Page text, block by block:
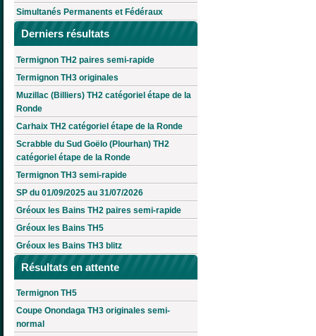
Simultanés Permanents et Fédéraux
Derniers résultats
Termignon TH2 paires semi-rapide
Termignon TH3 originales
Muzillac (Billiers) TH2 catégoriel étape de la
Ronde
Carhaix TH2 catégoriel étape de la Ronde
Scrabble du Sud Goëlo (Plourhan) TH2
catégoriel étape de la Ronde
Termignon TH3 semi-rapide
SP du 01/09/2025 au 31/07/2026
Gréoux les Bains TH2 paires semi-rapide
Gréoux les Bains TH5
Gréoux les Bains TH3 blitz
Résultats en attente
Termignon TH5
Coupe Onondaga TH3 originales semi-
normal